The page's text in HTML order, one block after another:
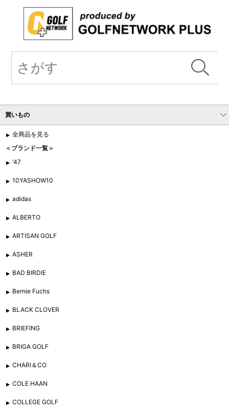
買いもの
全商品を見る
＜ブランド一覧＞
'47
10YASHOW10
adidas
ALBERTO
ARTISAN GOLF
ASHER
BAD BIRDIE
Bernie Fuchs
BLACK CLOVER
BRIEFING
BRIGA GOLF
CHARI＆CO
COLE HAAN
COLLEGE GOLF